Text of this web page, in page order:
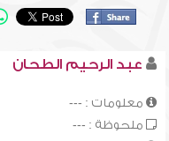
عبد الرحيم الطحان
معلومات : ---
ملحوظة : ---